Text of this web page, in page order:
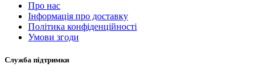
Про нас
Інформація про доставку
Політика конфіденційності
Умови згоди
Служба підтримки